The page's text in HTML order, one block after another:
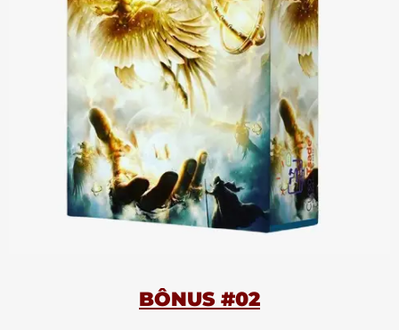
BÔNUS #02